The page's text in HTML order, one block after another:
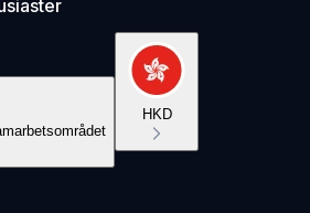
HKD